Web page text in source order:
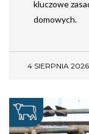
kluczowe
domowych.
4 SIERPNIA 2026